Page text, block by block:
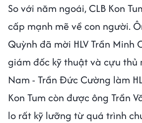
So với năm ngoái, CLB Kon
cấp mạnh mẽ về con người.
Quỳnh đã mời HLV Trần Minh
giám đốc kỹ thuật và cựu thủ
Nam - Trần Đức Cường làm
Kon Tum còn được ông Trần
lo rất kỹ lưỡng từ quá trình